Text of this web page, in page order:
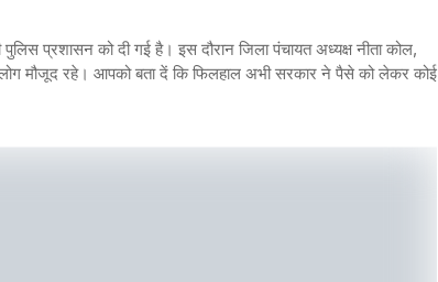
पुलिस प्रशासन को दी गई है। इस दौरान जिला पंचायत अध्यक्ष नीता कोल,
लोग मौजूद रहे। आपको बता दें कि फिलहाल अभी सरकार ने पैसे को लेकर कोई